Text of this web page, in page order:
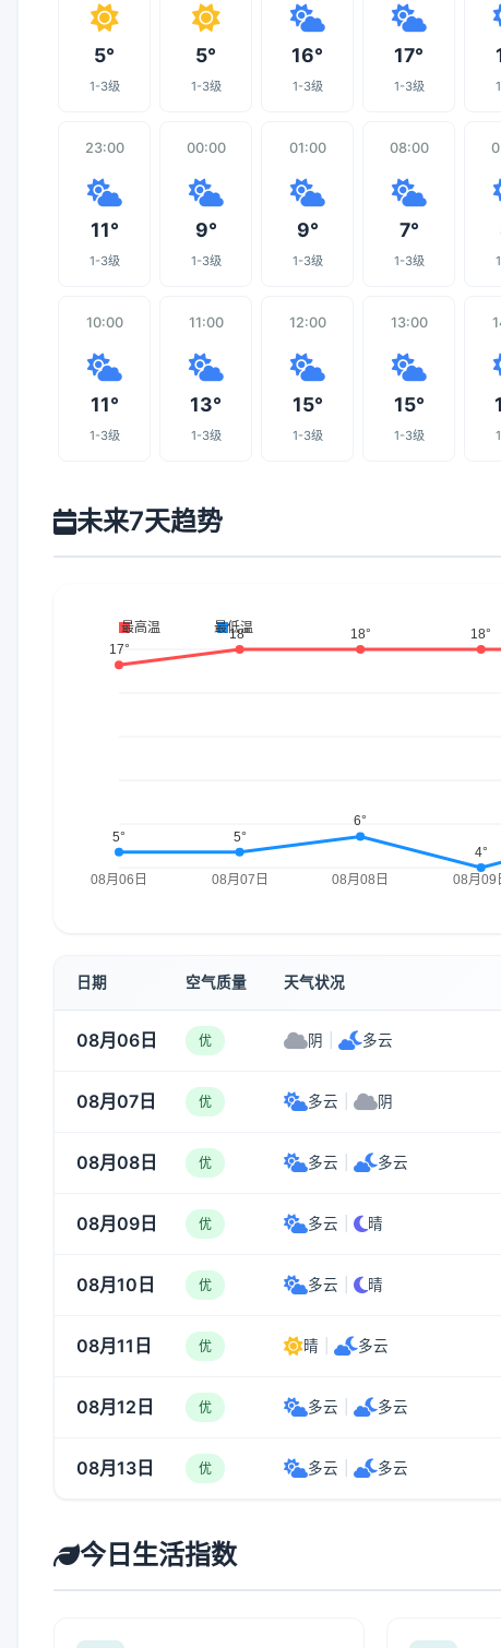
5°
1-3级
5°
1-3级
16°
1-3级
17°
1-3级
23:00
11°
1-3级
00:00
9°
1-3级
01:00
9°
1-3级
08:00
7°
1-3级
10:00
11°
1-3级
11:00
13°
1-3级
12:00
15°
1-3级
13:00
15°
1-3级
未来7天趋势
日期 空气质量 天气状况
08月06日 优 阴 多云
08月07日 优 多云 阴
08月08日 优 多云 多云
08月09日 优 多云 晴
08月10日 优 多云 晴
08月11日 优 晴 多云
08月12日 优 多云 多云
08月13日 优 多云 多云
今日生活指数